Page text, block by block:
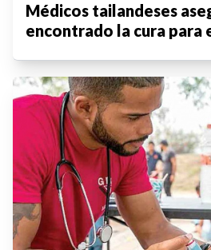
Médicos tailandeses
encontrado la cura para